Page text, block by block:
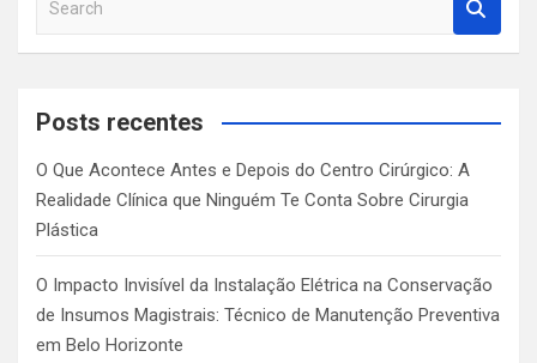
a
c
Posts recentes
O Que Acontece Antes e Depois do Centro Cirúrgico: A
Realidade Clínica que Ninguém Te Conta Sobre Cirurgia
Plástica
O Impacto Invisível da Instalação Elétrica na Conservação
de Insumos Magistrais: Técnico de Manutenção Preventiva
em Belo Horizonte